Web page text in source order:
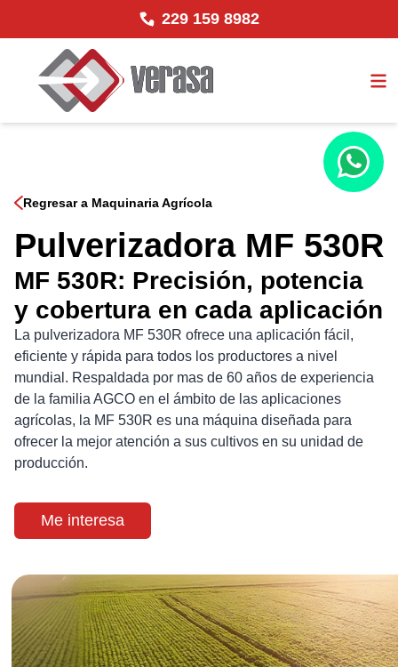
229 159 8982
Regresar a Maquinaria Agrícola
Pulverizadora MF 530R
MF 530R: Precisión, potencia
y cobertura en cada aplicación
La pulverizadora MF 530R ofrece una aplicación fácil,
eficiente y rápida para todos los productores a nivel
mundial. Respaldada por mas de 60 años de experiencia
de la familia AGCO en el ámbito de las aplicaciones
agrícolas, la MF 530R es una máquina diseñada para
ofrecer la mejor atención a sus cultivos en su unidad de
producción.
Me interesa